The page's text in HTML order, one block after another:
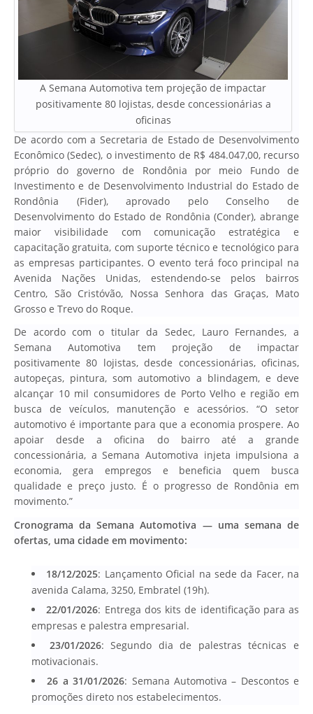
A Semana Automotiva tem projeção de impactar
positivamente 80 lojistas, desde concessionárias a
oficinas
De acordo com a Secretaria de Estado de Desenvolvimento
Econômico (Sedec), o investimento de R$ 484.047,00, recurso
próprio do governo de Rondônia por meio Fundo de
Investimento e de Desenvolvimento Industrial do Estado de
Rondônia (Fider), aprovado pelo Conselho de
Desenvolvimento do Estado de Rondônia (Conder), abrange
maior visibilidade com comunicação estratégica e
capacitação gratuita, com suporte técnico e tecnológico para
as empresas participantes. O evento terá foco principal na
Avenida Nações Unidas, estendendo-se pelos bairros
Centro, São Cristóvão, Nossa Senhora das Graças, Mato
Grosso e Trevo do Roque.
De acordo com o titular da Sedec, Lauro Fernandes, a
Semana Automotiva tem projeção de impactar
positivamente 80 lojistas, desde concessionárias, oficinas,
autopeças, pintura, som automotivo a blindagem, e deve
alcançar 10 mil consumidores de Porto Velho e região em
busca de veículos, manutenção e acessórios. “O setor
automotivo é importante para que a economia prospere. Ao
apoiar desde a oficina do bairro até a grande
concessionária, a Semana Automotiva injeta impulsiona a
economia, gera empregos e beneficia quem busca
qualidade e preço justo. É o progresso de Rondônia em
movimento.”
Cronograma da Semana Automotiva — uma semana de
ofertas, uma cidade em movimento:
18/12/2025: Lançamento Oficial na sede da Facer, na
avenida Calama, 3250, Embratel (19h).
22/01/2026: Entrega dos kits de identificação para as
empresas e palestra empresarial.
23/01/2026: Segundo dia de palestras técnicas e
motivacionais.
26 a 31/01/2026: Semana Automotiva – Descontos e
promoções direto nos estabelecimentos.